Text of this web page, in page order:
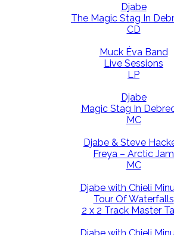
Djabe
The Magic Stag In
CD
Muck Éva Band
Live Sessions
LP
Djabe
Magic Stag In
MC
Djabe & Steve
Freya – Arctic Jam
MC
Djabe with Chieli
Tour Of Waterfalls
2 x 2 Track Master
Djabe with Chieli